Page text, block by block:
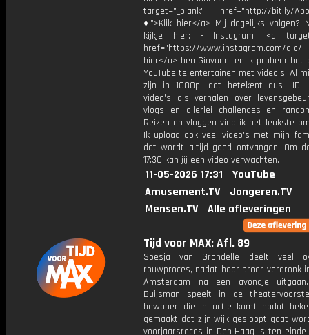
target="_blank" href="http://bit.ly/
♦">Klik hier</a> Mij dagelijks volgen?
kijkje hier: - Instagram: <a
href="https://www.instagram.com/
hier</a> ben Giovanni en ik probeer het
YouTube te entertainen met video's! Al
zijn in 1080p, dat betekent dus HD!
video's als verhalen over
vlogs en allerlei challenges en
Reizen en vloggen vind ik het leukste
Ik upload ook veel video's met mijn
dat wordt altijd goed ontvangen. Om
17:30 kan jij een video verwachten.
11-05-2026 17:31
YouTube
Amusement.TV
Jongeren.TV
Mensen.TV
Alle afleveringen
Tijd voor MAX: Afl. 89
Soesja van Grondelle deelt veel
rouwproces, nadat haar broer verdronk
Amsterdam na een avondje
Buijsman speelt in de
bewoner die in actie komt nadat
gemaakt dat zijn wijk gesloopt gaat
voorjaarsreces in Den Haag is ten